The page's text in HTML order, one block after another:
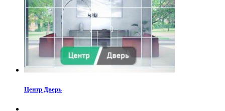
Центр Дверь